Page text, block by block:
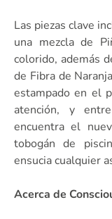
Las piezas clave
una mezcla de
colorido, además
de Fibra de
estampado en el
atención, y
encuentra el
tobogán de
ensucia cualquier
Acerca de